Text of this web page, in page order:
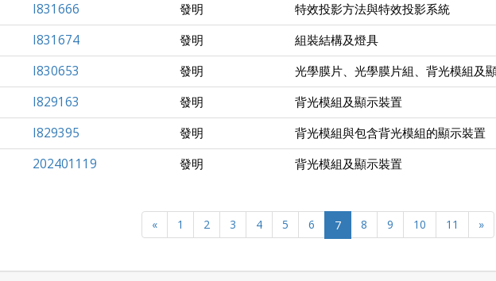
I831666 發明
特效投影方法與特效投影系統
I831674 發明
組裝結構及燈具
I830653 發明
光學膜片、光學膜片組、背光模組及
I829163 發明
背光模組及顯示裝置
I829395 發明
背光模組與包含背光模組的顯示裝置
202401119 發明 背光模組及顯示裝置
« 1 2 3 4 5 6 7 8 9 10 11 »